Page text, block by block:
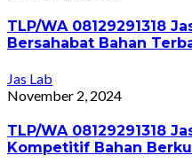
TLP/WA 08129291318
Bersahabat Bahan
Jas Lab
November 2, 2024
TLP/WA 08129291318
Kompetitif Bahan